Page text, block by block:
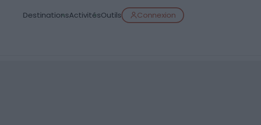
DestinationsActivitésOutils Connexion